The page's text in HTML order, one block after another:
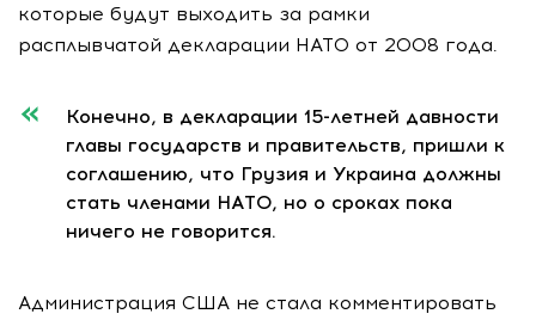
которые будут выходить за рамки
расплывчатой декларации НАТО от 2008 года.
Конечно, в декларации 15-летней давности
главы государств и правительств, пришли к
соглашению, что Грузия и Украина должны
стать членами НАТО, но о сроках пока
ничего не говорится.
Администрация США не стала комментировать